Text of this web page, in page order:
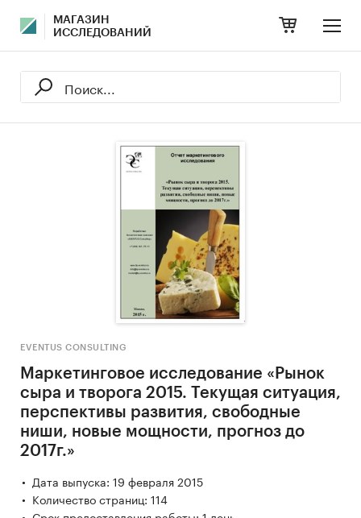
МАГАЗИН
ИССЛЕДОВАНИЙ
EVENTUS CONSULTING
Маркетинговое исследование «Рынок
сыра и творога 2015. Текущая ситуация,
перспективы развития, свободные
ниши, новые мощности, прогноз до
2017г.»
Дата выпуска: 19 февраля 2015
Количество страниц: 114